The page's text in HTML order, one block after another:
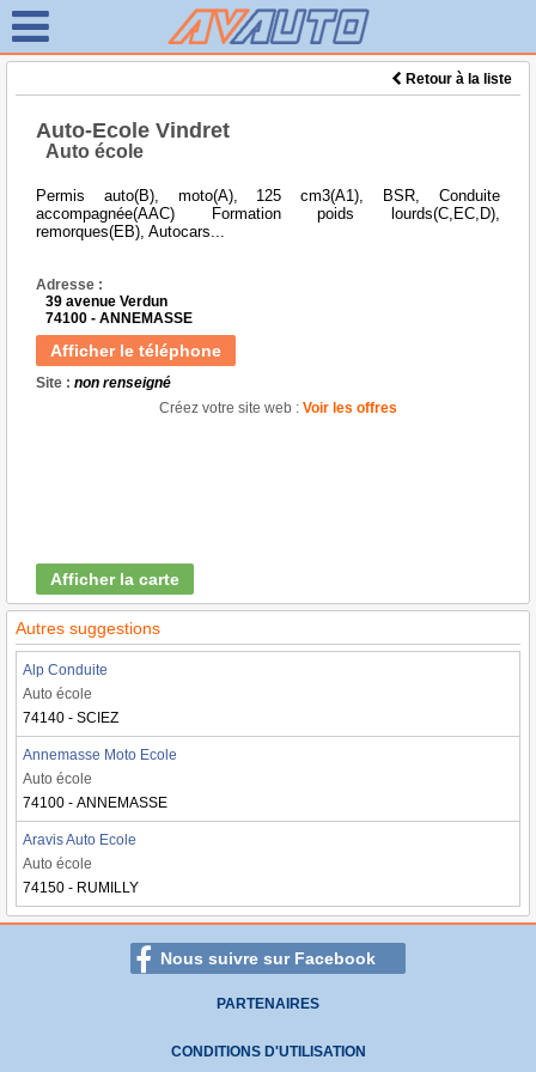
Retour à la liste
Auto-Ecole Vindret
Auto école
Permis auto(B), moto(A), 125 cm3(A1), BSR, Conduite
accompagnée(AAC) Formation poids lourds(C,EC,D),
remorques(EB), Autocars...
Adresse :
39 avenue Verdun
74100 - ANNEMASSE
Afficher le téléphone
Site : non renseigné
Créez votre site web : Voir les offres
Afficher la carte
Autres suggestions
Alp Conduite
Auto école
74140 - SCIEZ
Annemasse Moto Ecole
Auto école
74100 - ANNEMASSE
Aravis Auto Ecole
Auto école
74150 - RUMILLY
Nous suivre sur Facebook
PARTENAIRES
CONDITIONS D'UTILISATION